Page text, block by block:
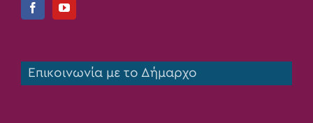
Επικοινωνία με το Δήμαρχο